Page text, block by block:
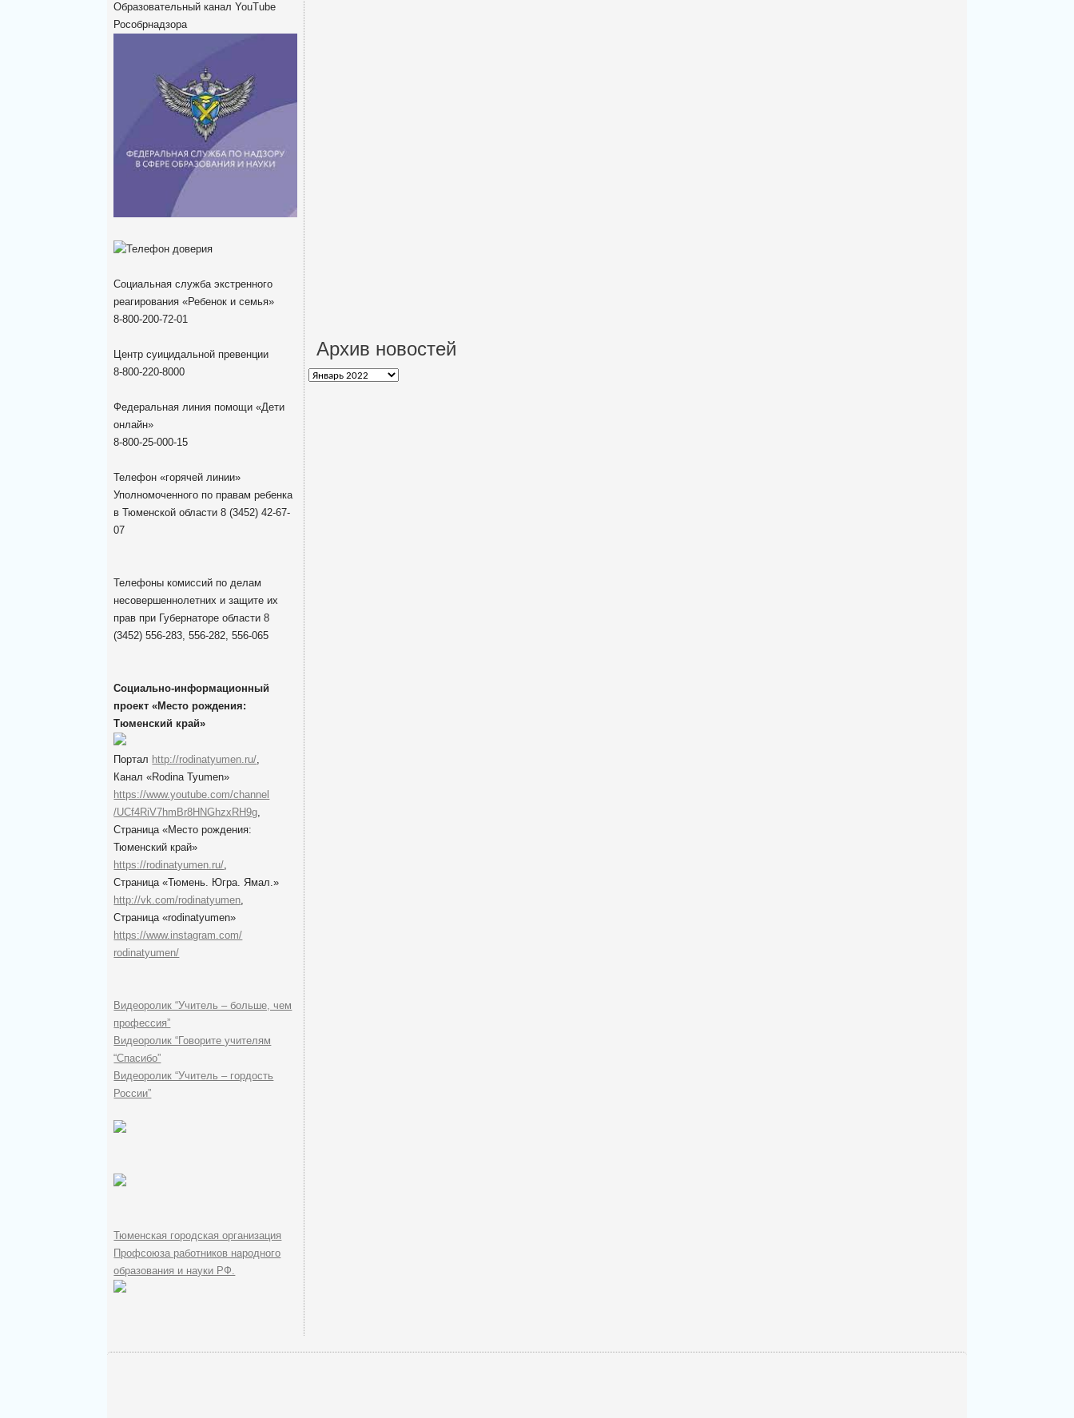
Образовательный канал YouTube
Рособрнадзора
Социальная служба экстренного
реагирования «Ребенок и семья»
8-800-200-72-01
Центр суицидальной превенции
8-800-220-8000
Федеральная линия помощи «Дети
онлайн»
8-800-25-000-15
Телефон «горячей линии»
Уполномоченного по правам ребенка
в Тюменской области 8 (3452) 42-67-
07
Телефоны комиссий по делам
несовершеннолетних и защите их
прав при Губернаторе области 8
(3452) 556-283, 556-282, 556-065
Социально-информационный
проект «Место рождения:
Тюменский край»
Портал http://rodinatyumen.ru/,
Канал «Rodina Tyumen»
https://www.youtube.com/channel
/UCf4RiV7hmBr8HNGhzxRH9g,
Cтраница «Место рождения:
Тюменский край»
https://rodinatyumen.ru/,
Cтраница «Тюмень. Югра. Ямал.»
http://vk.com/rodinatyumen,
Cтраница «rodinatyumen»
https://www.instagram.com/
rodinatyumen/
Видеоролик “Учитель – больше, чем
профессия”
Видеоролик “Говорите учителям
“Спасибо”
Видеоролик “Учитель – гордость
России”
Тюменская городская организация
Профсоюза работников народного
образования и науки РФ.
Архив новостей
Архив